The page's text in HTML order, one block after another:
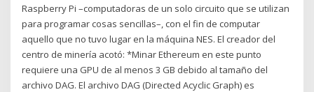
Raspberry Pi –computadoras de un solo circuito que se utilizan
para programar cosas sencillas–, con el fin de computar
aquello que no tuvo lugar en la máquina NES. El creador del
centro de minería acotó: *Minar Ethereum en este punto
requiere una GPU de al menos 3 GB debido al tamaño del
archivo DAG. El archivo DAG (Directed Acyclic Graph) es